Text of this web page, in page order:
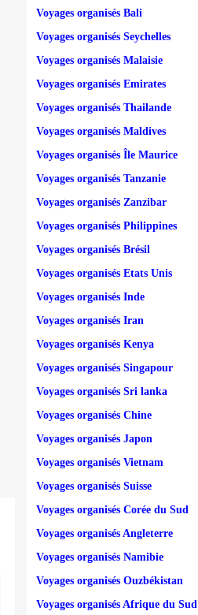
Voyages organisés Bali
Voyages organisés Seychelles
Voyages organisés Malaisie
Voyages organisés Emirates
Voyages organisés Thailande
Voyages organisés Maldives
Voyages organisés Île Maurice
Voyages organisés Tanzanie
Voyages organisés Zanzibar
Voyages organisés Philippines
Voyages organisés Brésil
Voyages organisés Etats Unis
Voyages organisés Inde
Voyages organisés Iran
Voyages organisés Kenya
Voyages organisés Singapour
Voyages organisés Sri lanka
Voyages organisés Chine
Voyages organisés Japon
Voyages organisés Vietnam
Voyages organisés Suisse
Voyages organisés Corée du Sud
Voyages organisés Angleterre
Voyages organisés Namibie
Voyages organisés Ouzbékistan
Voyages organisés Afrique du Sud